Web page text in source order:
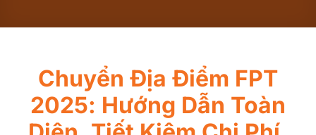
Chuyển Địa Điểm FPT
2025: Hướng Dẫn Toàn